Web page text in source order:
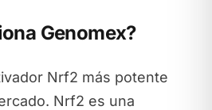
Genomex?
Nrf2 más potente
Nrf2 es una